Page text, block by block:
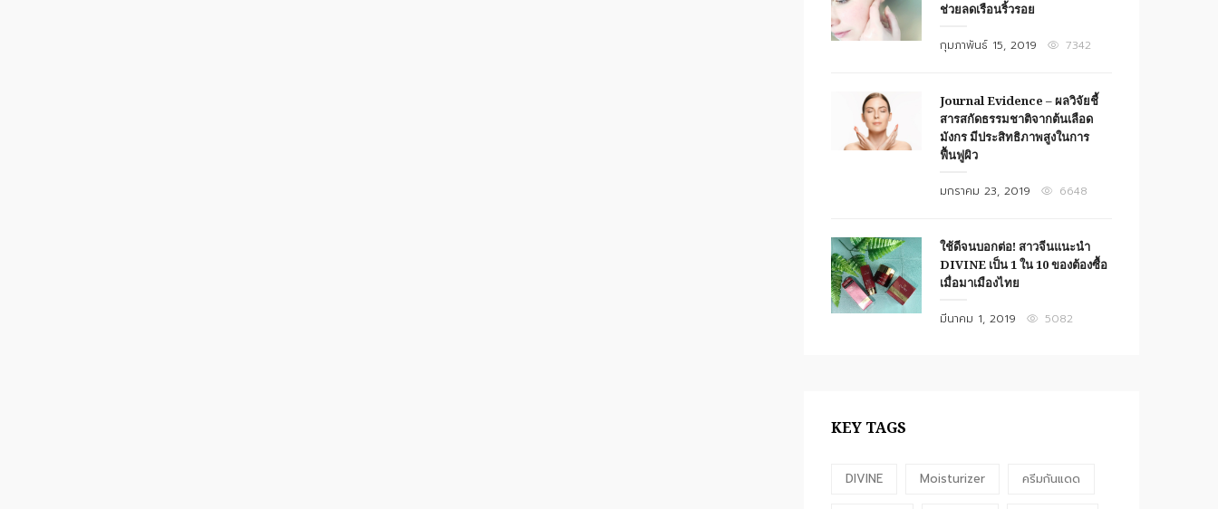
ช่วยลดเรือนริ้วรอย
Posted
กุมภาพันธ์ 15, 2019 7342
Journal Evidence – ผลวิจัยชี้
สารสกัดธรรมชาติจากต้นเลือด
มังกร มีประสิทธิภาพสูงในการ
ฟื้นฟูผิว
Posted
มกราคม 23, 2019 6648
ใช้ดีจนบอกต่อ! สาวจีนแนะนำ
DIVINE เป็น 1 ใน 10 ของต้องซื้อ
เมื่อมาเมืองไทย
Posted
มีนาคม 1, 2019 5082
KEY TAGS
DIVINE Moisturizer ครีมกันแดด